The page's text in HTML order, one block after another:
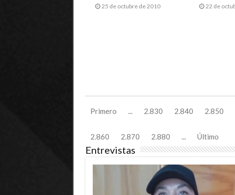
25 de octubre de 2010 22 de
Primero 2.830 2.840 2.850
2.860
2.870 2.880 Último
Entrevistas